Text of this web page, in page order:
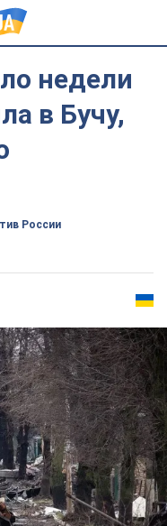
недели
в Бучу,
России